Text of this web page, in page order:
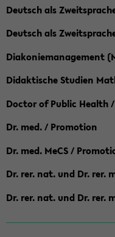
Deutsch als
Deutsch als
Diakoniemanagement
Didaktische Studien
Doctor of Public Health
Dr. med. / Promotion
Dr. med. MeCS /
Dr. rer. nat. und Dr. rer.
Dr. rer. nat. und Dr. rer.